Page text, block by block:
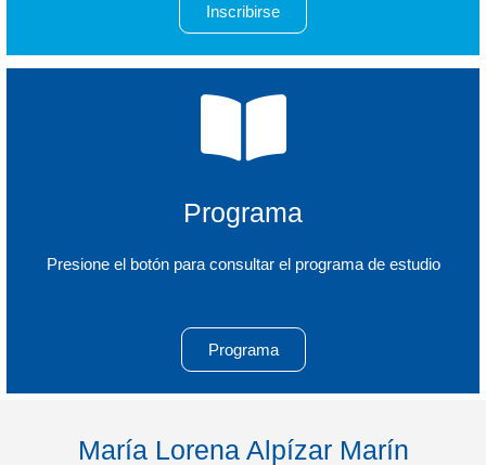
Inscribirse
Programa
Presione el botón para consultar el programa de estudio
Programa
María Lorena Alpízar Marín